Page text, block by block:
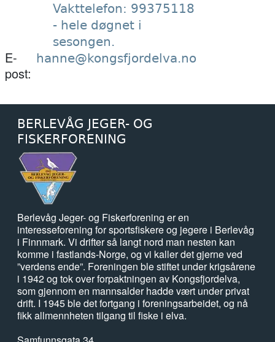
Vakttelefon: 99375118
- hele døgnet i
sesongen.
E-
post
hanne@kongsfjordelva.no
BERLEVÅG JEGER- OG
FISKERFORENING
Berlevåg Jeger- og Fiskerforening er en
interesseforening for sportsfiskere og jegere i Berlevåg
i Finnmark. Vi drifter så langt nord man nesten kan
komme i fastlands-Norge, og vi kaller det gjerne ved
”verdens ende”. Foreningen ble stiftet under krigsårene
i 1942 og tok over forpaktningen av Kongsfjordelva,
som gjennom en mannsalder hadde vært under privat
drift. I 1945 ble det fortgang i foreningsarbeidet, og nå
fikk allmennheten tilgang til fiske i elva.